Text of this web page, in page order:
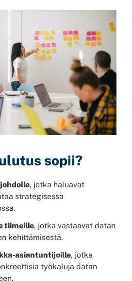
sopii?
, jotka haluavat
strategisessa
tiimeille, jotka vastaavat datan
kehittämisestä.
asiantuntijoille, jotka
työkaluja datan